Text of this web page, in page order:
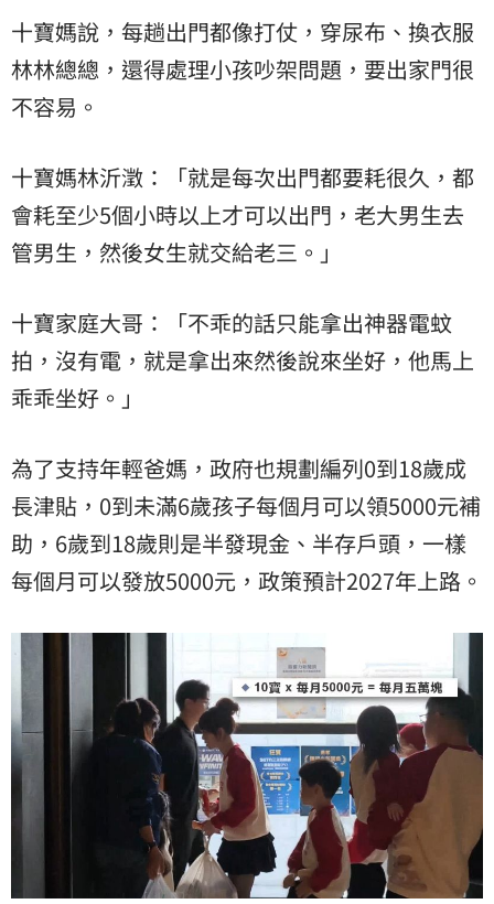
十寶媽說，每趟出門都像打仗，穿尿布、換衣服
林林總總，還得處理小孩吵架問題，要出家門很
不容易。
十寶媽林沂澂：「就是每次出門都要耗很久，都
會耗至少5個小時以上才可以出門，老大男生去
管男生，然後女生就交給老三。」
十寶家庭大哥：「不乖的話只能拿出神器電蚊
拍，沒有電，就是拿出來然後說來坐好，他馬上
乖乖坐好。」
為了支持年輕爸媽，政府也規劃編列0到18歲成
長津貼，0到未滿6歲孩子每個月可以領5000元補
助 ，6歲到18歲則是半發現金、半存戶頭，一樣
每個月可以發放5000元，政策預計2027年上路。